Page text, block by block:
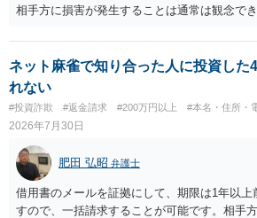
相手方に損害が発生することは通常は観念で
ず、最寄りの消費生活センターへ相談し、連
かのアドバイスを受けられることをお勧めし
れば、弁護士へ依頼して警告してもらうこと
せん。
ネット麻雀で知り合った人に投資した
れない
#投資詐欺 #返金請求 #200万円以上 #本名・住所・
2026年7月30日
肥田 弘昭 弁護士
借用書のメールを証拠にして、期限は1年以上
すので、一括請求することが可能です。相手